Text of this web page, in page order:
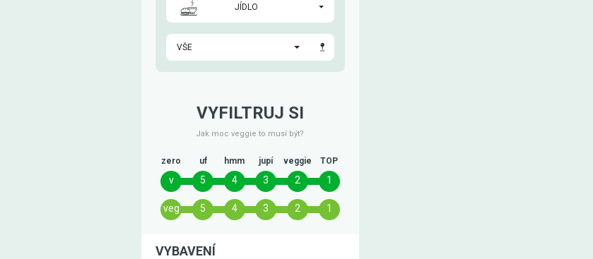
JÍDLO
VŠE
VYFILTRUJ SI
Jak moc veggie to musí být?
zero uf hmm jupí veggie TOP
v 5 4 3 2 1
veg 5 4 3 2 1
VYBAVENÍ